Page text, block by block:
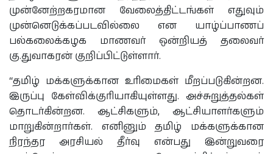
முன்னேற்றகரமான வேலைத்திட்டங்கள் எதுவும்
முன்னெடுக்கப்படவில்லை என யாழ்ப்பாணப்
பல்கலைக்கழக மாணவர் ஒன்றியத் தலைவர்
கு.துவாகரன் குறிப்பிட்டுள்ளார்.
“தமிழ் மக்களுக்கான உரிமைகள் மீறப்படுகின்றன.
இருப்பு கேள்விக்குரியாகியுள்ளது. அச்சுறுத்தல்கள்
தொடர்கின்றன. ஆட்சிகளும், ஆட்சியாளர்களும்
மாறுகின்றார்கள். எனினும் தமிழ் மக்களுக்கான
நிரந்தர அரசியல் தீர்வு என்பது இன்றுவரை